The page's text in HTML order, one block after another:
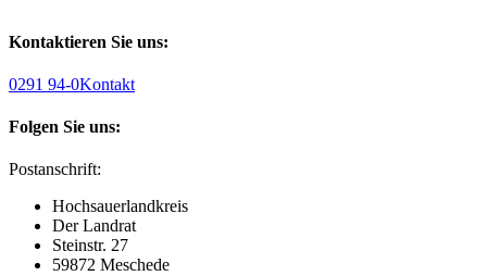
Kontaktieren Sie uns:
0291 94-0Kontakt
Folgen Sie uns:
Postanschrift:
Hochsauerlandkreis
Der Landrat
Steinstr. 27
59872 Meschede